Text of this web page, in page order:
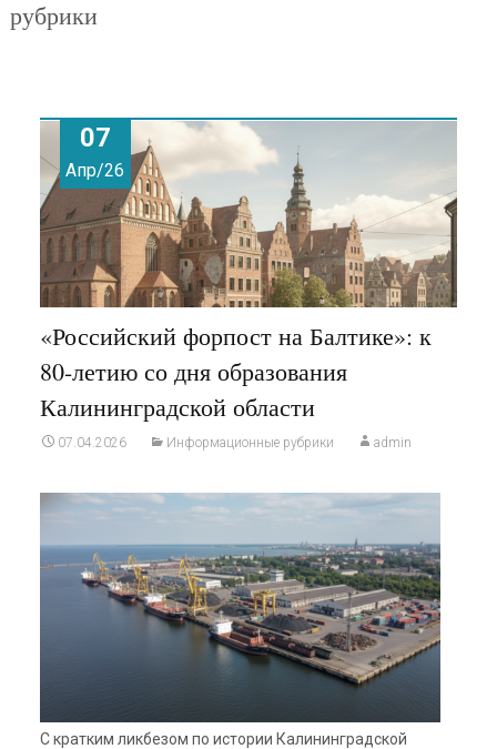
рубрики
07
Апр/26
«Российский форпост на Балтике»: к
80-летию со дня образования
Калининградской области
07.04.2026 Информационные рубрики admin
С кратким ликбезом по истории Калининградской